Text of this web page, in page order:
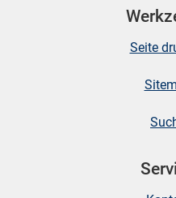
Seite